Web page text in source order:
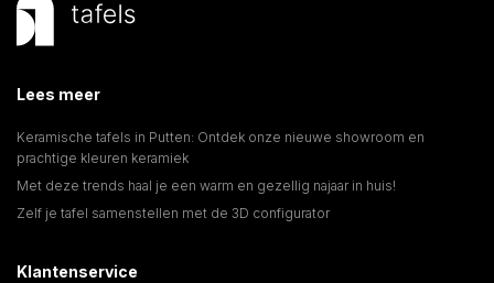
Lees meer
Keramische tafels in Putten: Ontdek onze nieuwe showroom en
prachtige kleuren keramiek
Met deze trends haal je een warm en gezellig najaar in huis!
Zelf je tafel samenstellen met de 3D configurator
Klantenservice